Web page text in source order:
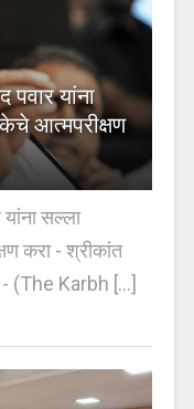
यांना
आत्मपरीक्षण
सल्ला
करा - श्रीकांत
(The Karbh [...]